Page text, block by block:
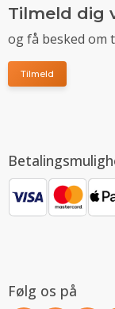
Tilmeld dig
og få besked om
Tilmeld
Følg os på